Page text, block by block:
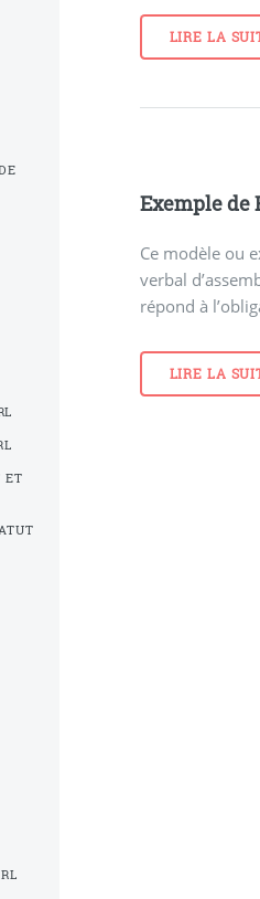
LIRE LA
Exemple de
Ce modèle ou
verbal
répond à
LIRE LA
ET